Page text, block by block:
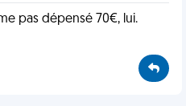
pas dépensé 70€, lui.